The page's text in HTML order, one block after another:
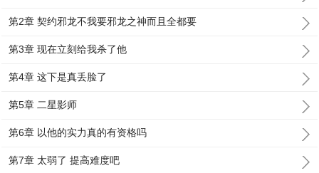
第2章 契约邪龙不我要邪龙之神而且全都要
第3章 现在立刻给我杀了他
第4章 这下是真丢脸了
第5章 二星影师
第6章 以他的实力真的有资格吗
第7章 太弱了 提高难度吧